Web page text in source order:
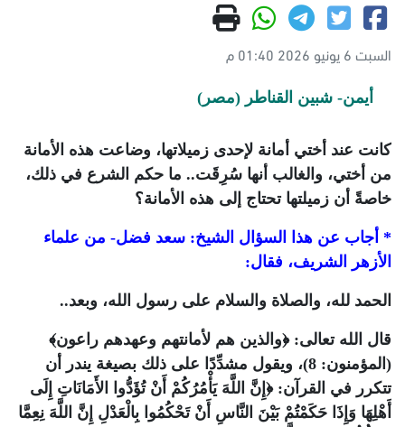
السبت 6 يونيو 2026 01:40 م
أيمن- شبين القناطر (مصر)
كانت عند أختي أمانة لإحدى زميلاتها، وضاعت هذه الأمانة
من أختي، والغالب أنها سُرِقَت.. ما حكم الشرع في ذلك،
خاصةً أن زميلتها تحتاج إلى هذه الأمانة؟
* أجاب عن هذا السؤال الشيخ: سعد فضل- من علماء
الأزهر الشريف، فقال:
الحمد لله، والصلاة والسلام على رسول الله، وبعد..
قال الله تعالى: ﴿والذين هم لأمانتهم وعهدهم راعون﴾
(المؤمنون: 8)، ويقول مشدِّدًا على ذلك بصيغة يندر أن
تتكرر في القرآن: ﴿ إِنَّ اللَّهَ يَأْمُرُكُمْ أَنْ تُؤَدُّوا الأَمَانَاتِ إِلَى
أَهْلِهَا وَإِذَا حَكَمْتُمْ بَيْنَ النَّاسِ أَنْ تَحْكُمُوا بِالْعَدْلِ إِنَّ اللَّهَ نِعِمَّا